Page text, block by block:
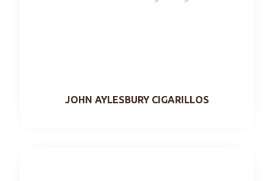
JOHN AYLESBURY CIGARILLOS